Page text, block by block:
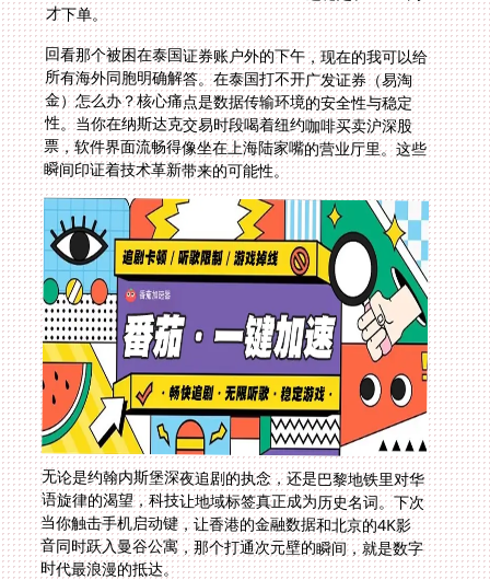
才下单。
回看那个被困在泰国证券账户外的下午，现在的我可以给
所有海外同胞明确解答。在泰国打不开广发证券（易淘
金）怎么办？核心痛点是数据传输环境的安全性与稳定
性。当你在纳斯达克交易时段喝着纽约咖啡买卖沪深股
票，软件界面流畅得像坐在上海陆家嘴的营业厅里。这些
瞬间印证着技术革新带来的可能性。
无论是约翰内斯堡深夜追剧的执念，还是巴黎地铁里对华
语旋律的渴望，科技让地域标签真正成为历史名词。下次
当你触击手机启动键，让香港的金融数据和北京的4K影
音同时跃入曼谷公寓，那个打通次元壁的瞬间，就是数字
时代最浪漫的抵达。